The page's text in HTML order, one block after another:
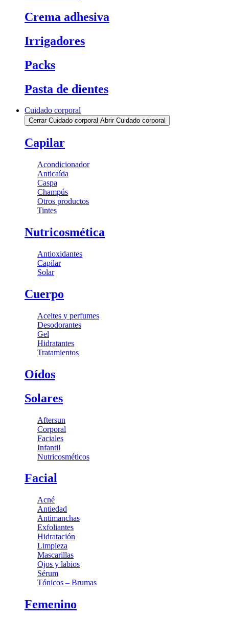
Crema adhesiva
Irrigadores
Packs
Pasta de dientes
Cuidado corporal
Cerrar Cuidado corporal Abrir Cuidado corporal
Capilar
Acondicionador
Anticaída
Caspa
Champús
Otros productos
Tintes
Nutricosmética
Antioxidantes
Capilar
Solar
Cuerpo
Aceites y perfumes
Desodorantes
Gel
Hidratantes
Tratamientos
Oídos
Solares
Aftersun
Corporal
Faciales
Infantil
Nutricosméticos
Facial
Acné
Antiedad
Antimanchas
Exfoliantes
Hidratación
Limpieza
Mascarillas
Ojos y labios
Sérum
Tónicos – Brumas
Femenino